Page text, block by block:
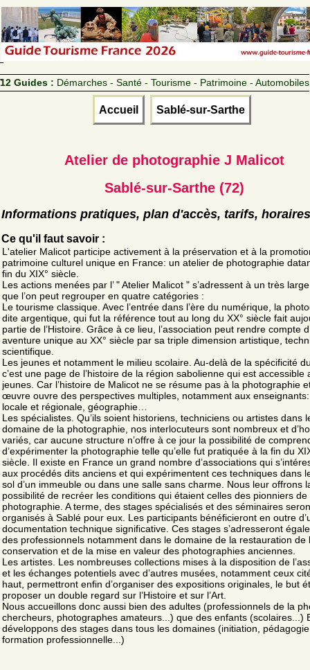
12 Guides : Démarches - Santé - Tourisme - Patrimoine - Automobiles
Accueil Sablé-sur-Sarthe
Atelier de photographie J Malicot
Sablé-sur-Sarthe (72)
Informations pratiques, plan d'accès, tarifs, horaires
Ce qu'il faut savoir :
L'atelier Malicot participe activement à la préservation et à la
patrimoine culturel unique en France: un atelier de photographie
fin du XIX° siècle.
Les actions menées par l’ " Atelier Malicot " s’adressent à un très
que l’on peut regrouper en quatre catégories :
Le tourisme classique. Avec l’entrée dans l’ère du numérique, la
dite argentique, qui fut la référence tout au long du XX° siècle fait
partie de l’Histoire. Grâce à ce lieu, l’association peut rendre compte
aventure unique au XX° siècle par sa triple dimension artistique,
scientifique.
Les jeunes et notamment le milieu scolaire. Au-delà de la spécificité
c’est une page de l’histoire de la région sabolienne qui est accessible
jeunes. Car l’histoire de Malicot ne se résume pas à la photographie
œuvre ouvre des perspectives multiples, notamment aux
locale et régionale, géographie…
Les spécialistes. Qu’ils soient historiens, techniciens ou artistes dans
domaine de la photographie, nos interlocuteurs sont nombreux et
variés, car aucune structure n’offre à ce jour la possibilité de
d’expérimenter la photographie telle qu’elle fut pratiquée à la fin du
siècle. Il existe en France un grand nombre d’associations qui
aux procédés dits anciens et qui expérimentent ces techniques dans
sol d’un immeuble ou dans une salle sans charme. Nous leur offrons
possibilité de recréer les conditions qui étaient celles des pionniers de
photographie. A terme, des stages spécialisés et des séminaires
organisés à Sablé pour eux. Les participants bénéficieront en outre
documentation technique significative. Ces stages s’adresseront
des professionnels notamment dans le domaine de la restauration de
conservation et de la mise en valeur des photographies anciennes.
Les artistes. Les nombreuses collections mises à la disposition de
et les échanges potentiels avec d’autres musées, notamment ceux
haut, permettront enfin d’organiser des expositions originales, le but
proposer un double regard sur l’Histoire et sur l’Art.
Nous accueillons donc aussi bien des adultes (professionnels de la
chercheurs, photographes amateurs...) que des enfants (scolaires...)
développons des stages dans tous les domaines (initiation,
formation professionnelle...)